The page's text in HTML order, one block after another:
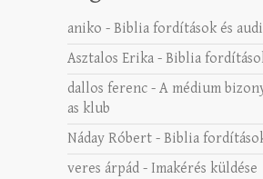
aniko - Biblia fordítások és
Asztalos Erika - Biblia
dallos ferenc - A médium
as klub
Náday Róbert - Biblia
veres árpád - Imakérés küldése